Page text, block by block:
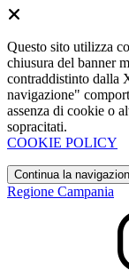
Questo sito utilizza
chiusura del banner
contraddistinto dalla
navigazione"
assenza di cookie o
sopracitati.
COOKIE POLICY
Continua la
Regione Campania